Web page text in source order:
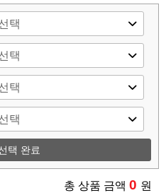
택 완료
총 상품 금액 0 원